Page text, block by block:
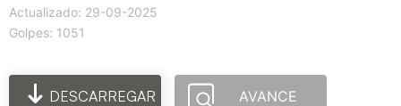
Actualizado: 29-09-2025
Golpes: 1051
DESCARREGAR AVANCE